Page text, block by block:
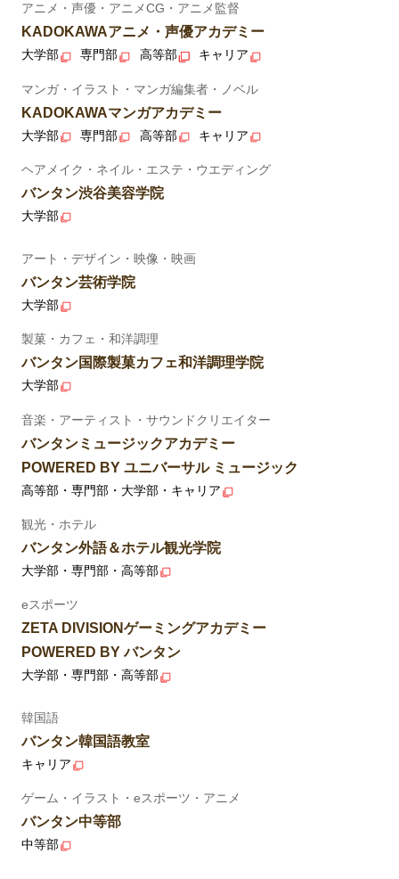
アニメ・声優・アニメCG・アニメ監督
KADOKAWAアニメ・声優アカデミー
大学部 専門部 高等部 キャリア
マンガ・イラスト・マンガ編集者・ノベル
KADOKAWAマンガアカデミー
大学部 専門部 高等部 キャリア
ヘアメイク・ネイル・エステ・ウエディング
バンタン渋谷美容学院
大学部
アート・デザイン・映像・映画
バンタン芸術学院
大学部
製菓・カフェ・和洋調理
バンタン国際製菓カフェ和洋調理学院
大学部
音楽・アーティスト・サウンドクリエイター
バンタンミュージックアカデミー
POWERED BY ユニバーサル ミュージック
高等部・専門部・大学部・キャリア
観光・ホテル
バンタン外語＆ホテル観光学院
大学部・専門部・高等部
eスポーツ
ZETA DIVISIONゲーミングアカデミー
POWERED BY バンタン
大学部・専門部・高等部
韓国語
バンタン韓国語教室
キャリア
ゲーム・イラスト・eスポーツ・アニメ
バンタン中等部
中等部